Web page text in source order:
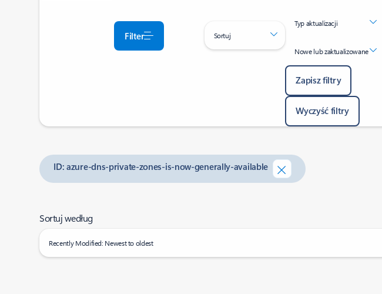
Filter Sortuj
Typ aktualizacji
Nowe lub zaktualizowane
Zapisz filtry
Wyczyść filtry
ID: azure-dns-private-zones-is-now-generally-available
Sortuj według
Recently Modified: Newest to oldest